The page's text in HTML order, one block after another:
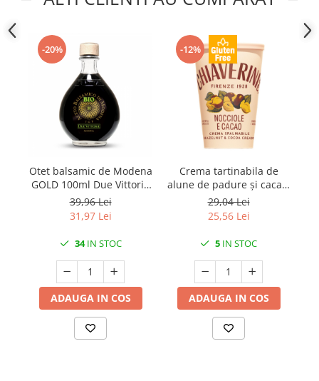
-20%
Otet balsamic de Modena
GOLD 100ml Due Vittorie
Bio - I.G.P.
39,96 Lei
31,97 Lei
34IN STOC
ADAUGA IN COS
-12%
Crema tartinabila de
alune de padure și cacao,
30% alune 300gr
Chiaverini
29,04 Lei
25,56 Lei
5 IN STOC
ADAUGA IN COS